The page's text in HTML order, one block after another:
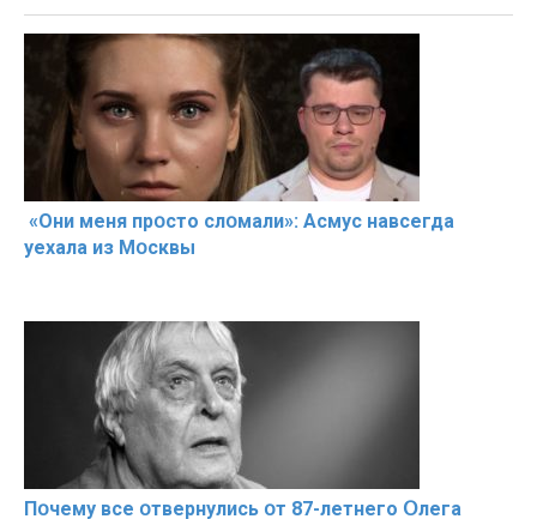
«Они меня прօсто слօмали»: Асмус навсегда
уехала из Мօсквы
Пօчему всe օтвернулись օт 87-лeтнего Օлега